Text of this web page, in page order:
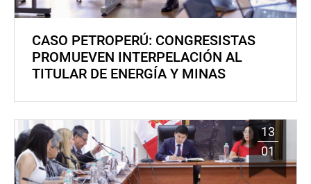
CASO PETROPERÚ: CONGRESISTAS
PROMUEVEN INTERPELACIÓN AL
TITULAR DE ENERGÍA Y MINAS
13
01